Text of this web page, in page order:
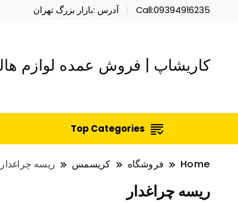
Call:09394916235 آدرس :بازار بزرگ تهران
کاریشاپ | فروش عمده لوازم
Top Categories
Home فروشگاه کریسمس ریسه چراغدار
ریسه چراغدار